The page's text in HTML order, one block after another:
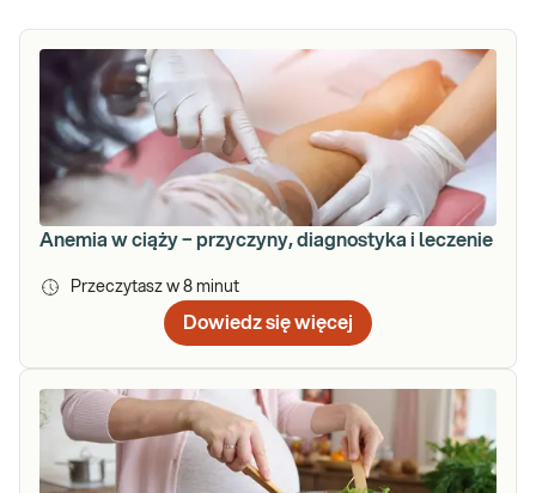
Anemia w ciąży − przyczyny, diagnostyka i leczenie
Przeczytasz w 8 minut
Dowiedz się więcej